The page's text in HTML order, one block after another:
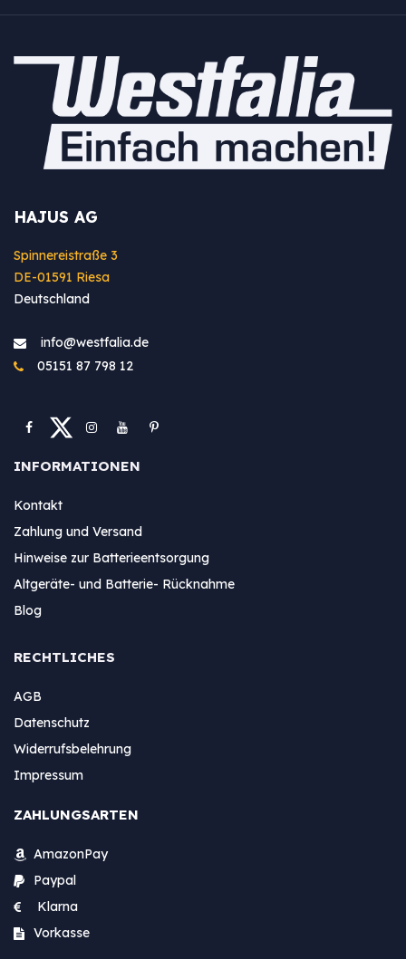
HAJUS AG
Spinnereistraße 3
DE-01591 Riesa
Deutschland
info@westfa​lia.de
05151 87 798 12
INFORMATIONEN
Kontakt
Zahlung und Versand
Hinweise zur Batterieentsorgung
Altgeräte- und Batterie- Rücknahme
Blog
RECHTLICHES
AGB
Datenschutz
Widerrufsbelehrung
Impressum
ZAHLUNGSARTEN
AmazonPay
Paypal
Klarna
Vorkasse